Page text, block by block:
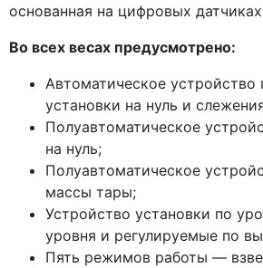
основанная на цифровых
Во всех весах предусмотрено:
Автоматическое устройство
установки на нуль и
Полуавтоматическое
на нуль;
Полуавтоматическое
массы тары;
Устройство установки по
уровня и регулируемые по
Пять режимов работы —